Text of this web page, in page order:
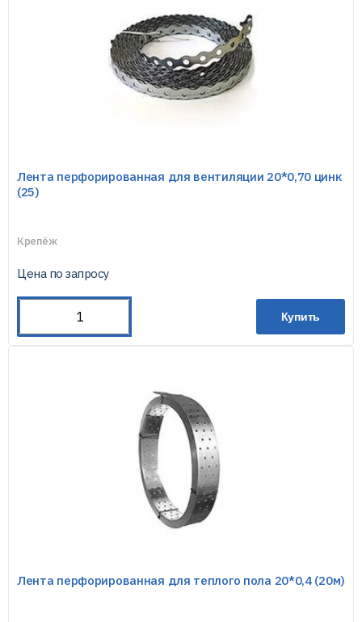
Лента перфорированная для вентиляции 20*0,70 цинк
(25)
Крепёж
Цена по запросу
Купить
Лента перфорированная для теплого пола 20*0,4 (20м)